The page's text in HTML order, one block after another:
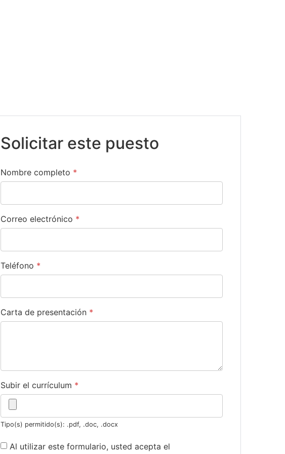
Solicitar este puesto
Nombre completo *
Correo electrónico *
Teléfono *
Carta de presentación *
Subir el currículum *
Tipo(s) permitido(s): .pdf, .doc, .docx
Al utilizar este formulario, usted acepta el